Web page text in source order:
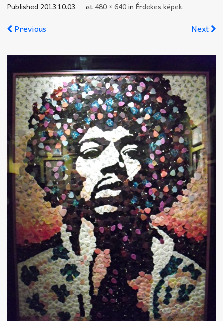
Improvizáció
Published 2013.10.03. at 480 × 640in Érdekes képek.
Previous Next